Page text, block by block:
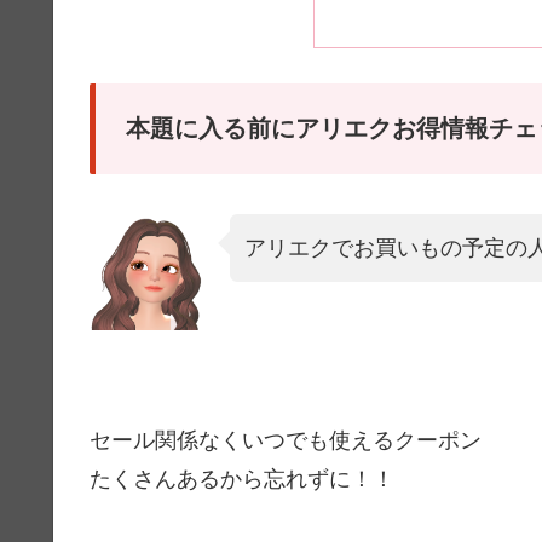
本題に入る前にアリエクお得情報チェ
アリエクでお買いもの予定の
セール関係なくいつでも使えるクーポン
たくさんあるから忘れずに！！